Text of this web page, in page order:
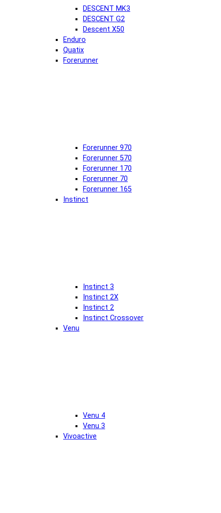
DESCENT MK3
DESCENT G2
Descent X50
Enduro
Quatix
Forerunner
Forerunner 970
Forerunner 570
Forerunner 170
Forerunner 70
Forerunner 165
Instinct
Instinct 3
Instinct 2X
Instinct 2
Instinct Crossover
Venu
Venu 4
Venu 3
Vivoactive